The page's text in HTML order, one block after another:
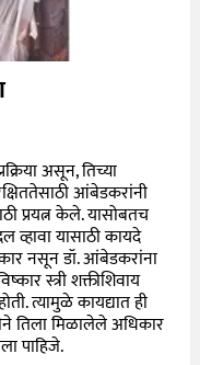
असून, तिच्या
आंबेडकरांनी
प्रयत्न केले. यासोबतच
व्हावा यासाठी कायदे
नसून डॉ. आंबेडकरांना
स्त्री शक्तीशिवाय
त्यामुळे कायद्यात ही
तिला मिळालेले अधिकार
पाहिजे.